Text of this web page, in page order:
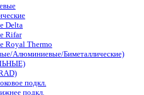
Delta
Rifar
Royal Thermo
Алюминиевые/Биметаллические)
подкл.
подкл.